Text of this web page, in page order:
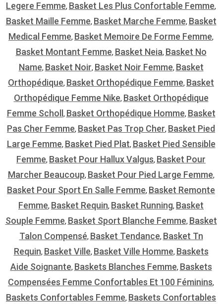
Legere Femme, Basket Les Plus Confortable Femme,
Basket Maille Femme, Basket Marche Femme, Basket
Medical Femme, Basket Memoire De Forme Femme,
Basket Montant Femme, Basket Neia, Basket No
Name, Basket Noir, Basket Noir Femme, Basket
Orthopédique, Basket Orthopédique Femme, Basket
Orthopédique Femme Nike, Basket Orthopédique
Femme Scholl , Basket Orthopédique Homme, Basket
Pas Cher Femme, Basket Pas Trop Cher, Basket Pied
Large Femme, Basket Pied Plat, Basket Pied Sensible
Femme, Basket Pour Hallux Valgus, Basket Pour
Marcher Beaucoup, Basket Pour Pied Large Femme,
Basket Pour Sport En Salle Femme, Basket Remonte
Femme, Basket Requin, Basket Running, Basket
Souple Femme, Basket Sport Blanche Femme, Basket
Talon Compensé, Basket Tendance, Basket Tn
Requin, Basket Ville, Basket Ville Homme, Baskets
Aide Soignante, Baskets Blanches Femme, Baskets
Compensées Femme Confortables Et 100 Féminins,
Baskets Confortables Femme, Baskets Confortables